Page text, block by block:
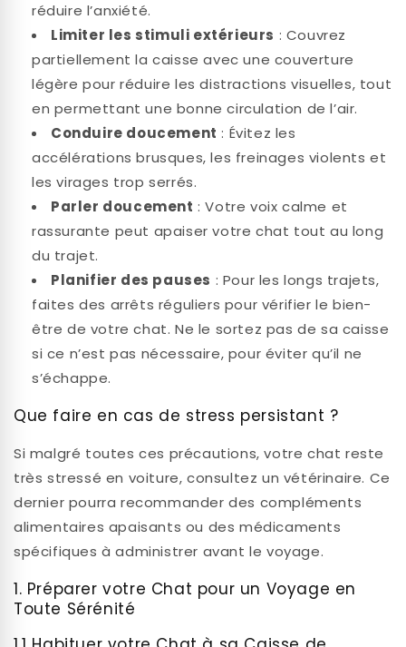
réduire l’anxiété.
Limiter les stimuli extérieurs : Couvrez
partiellement la caisse avec une couverture
légère pour réduire les distractions visuelles, tout
en permettant une bonne circulation de l’air.
Conduire doucement : Évitez les
accélérations brusques, les freinages violents et
les virages trop serrés.
Parler doucement : Votre voix calme et
rassurante peut apaiser votre chat tout au long
du trajet.
Planifier des pauses : Pour les longs trajets,
faites des arrêts réguliers pour vérifier le bien-
être de votre chat. Ne le sortez pas de sa caisse
si ce n’est pas nécessaire, pour éviter qu’il ne
s’échappe.
Que faire en cas de stress persistant ?
Si malgré toutes ces précautions, votre chat reste
très stressé en voiture, consultez un vétérinaire. Ce
dernier pourra recommander des compléments
alimentaires apaisants ou des médicaments
spécifiques à administrer avant le voyage.
1. Préparer votre Chat pour un Voyage en
Toute Sérénité